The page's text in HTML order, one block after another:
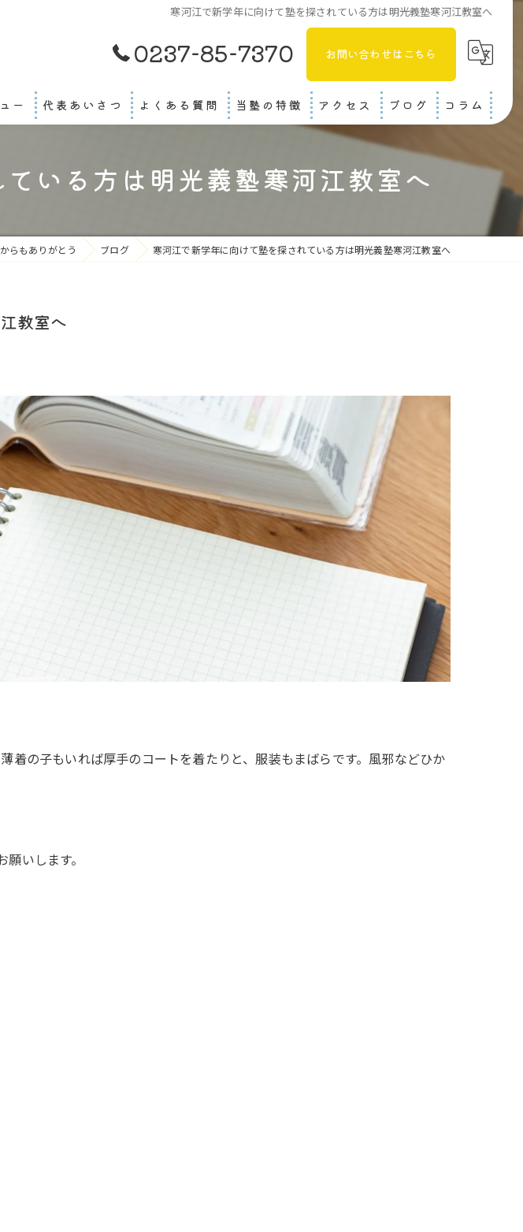
寒河江で新学年に向けて塾を探されている方は明光義塾寒河江教室へ
0237-85-7370 お問い合わせはこちら
ー 代表あいさつ よくある質問 当塾の特徴
鶴岡市の塾
中学受験
アクセス ブログ コラム
いる方は明光義塾寒河江教室へ
らもありがとう ブログ 寒河江で新学年に向けて塾を探されている方は明光義塾寒河江教室へ
教室へ
の子もいれば厚手のコートを着たりと、服装もまばらです。風邪などひか
いします。